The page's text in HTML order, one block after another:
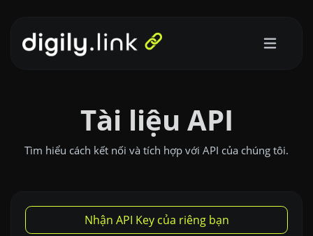
Tài liệu API
Tìm hiểu cách kết nối và tích hợp với API của chúng tôi.
Nhận API Key của riêng bạn